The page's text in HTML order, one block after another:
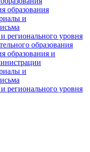
образования
и
регионального уровня
образования
образования и
и
регионального уровня